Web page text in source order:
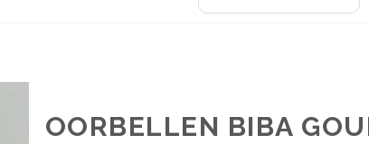
OORBELLEN BIBA